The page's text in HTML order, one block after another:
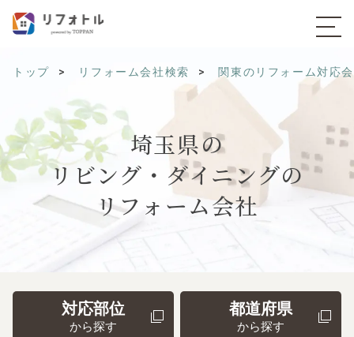
トップ リフォーム会社検索 関東のリフォーム対応
埼玉県の
リビング・ダイニングの
リフォーム会社
対応部位
から探す
都道府県
から探す